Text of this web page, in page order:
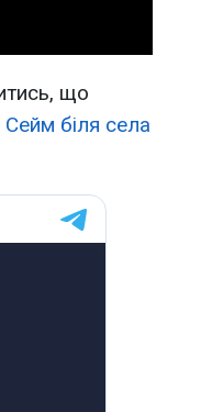
що
Сейм біля села